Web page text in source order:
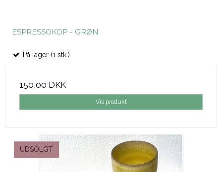
ESPRESSOKOP - GRØN
På lager (1 stk.)
150,00 DKK
Vis produkt
UDSOLGT